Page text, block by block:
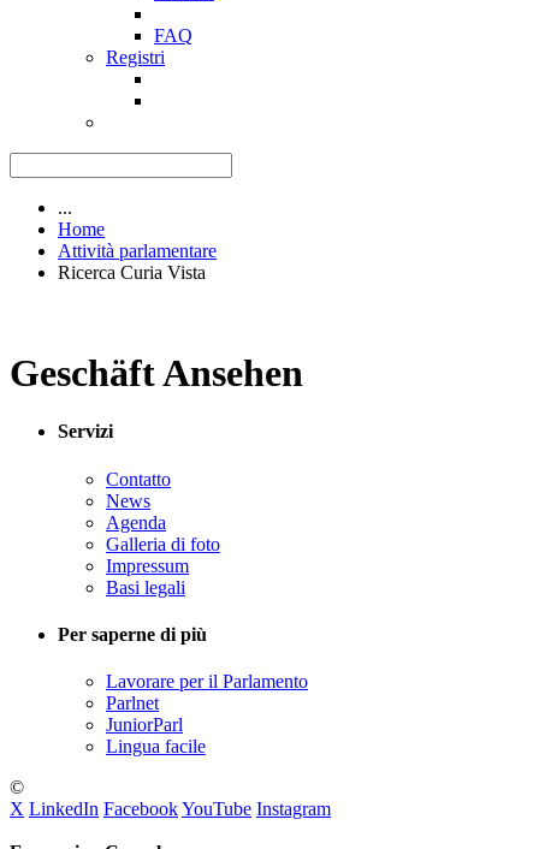
FAQ
Registri
...
Home
Attività parlamentare
Ricerca Curia Vista
Geschäft Ansehen
Servizi
Contatto
News
Agenda
Galleria di foto
Impressum
Basi legali
Per saperne di più
Lavorare per il Parlamento
Parlnet
JuniorParl
Lingua facile
©
X LinkedIn FacebookYouTube Instagram